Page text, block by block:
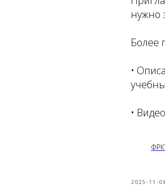
нужно
Более
•
•
2025-11-